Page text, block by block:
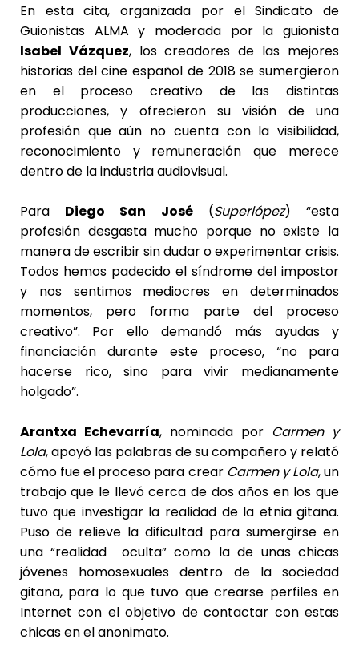
En esta cita, organizada por el Sindicato de
Guionistas ALMA y moderada por la guionista
Isabel Vázquez, los creadores de las mejores
historias del cine español de 2018 se sumergieron
en el proceso creativo de las distintas
producciones, y ofrecieron su visión de una
profesión que aún no cuenta con la visibilidad,
reconocimiento y remuneración que merece
dentro de la industria audiovisual.
Para Diego San José(Superlópez) “esta
profesión desgasta mucho porque no existe la
manera de escribir sin dudar o experimentar crisis.
Todos hemos padecido el síndrome del impostor
y nos sentimos mediocres en determinados
momentos, pero forma parte del proceso
creativo”. Por ello demandó más ayudas y
financiación durante este proceso, “no para
hacerse rico, sino para vivir medianamente
holgado”.
Arantxa Echevarría, nominada por Carmen y
Lola, apoyó las palabras de su compañero y relató
cómo fue el proceso para crear Carmen y Lola, un
trabajo que le llevó cerca de dos años en los que
tuvo que investigar la realidad de la etnia gitana.
Puso de relieve la dificultad para sumergirse en
una “realidad oculta” como la de unas chicas
jóvenes homosexuales dentro de la sociedad
gitana, para lo que tuvo que crearse perfiles en
Internet con el objetivo de contactar con estas
chicas en el anonimato.